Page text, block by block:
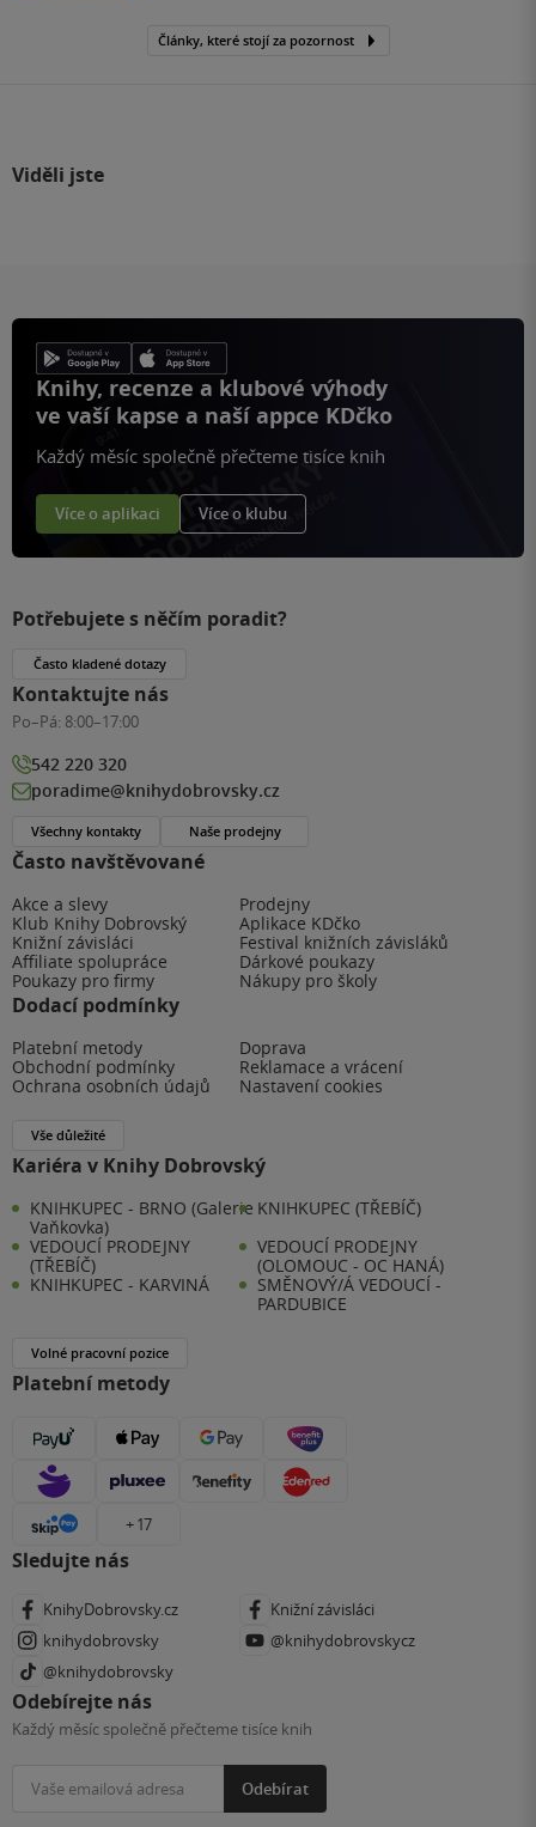
Články, které stojí za pozornost
Viděli jste
Knihy, recenze a klubové výhody
ve vaší kapse a naší appce KDčko
Každý měsíc společně přečteme tisíce knih
Více o aplikaci Více o klubu
Často navštěvované
Akce a slevy
Prodejny
Klub Knihy Dobrovský
Aplikace KDčko
Knižní závisláci
Festival knižních závisláků
Affiliate spolupráce
Dárkové poukazy
Poukazy pro firmy
Nákupy pro školy
Dodací podmínky
Platební metody
Doprava
Obchodní podmínky
Reklamace a vrácení
Ochrana osobních údajů
Nastavení cookies
Vše důležité
Kariéra v Knihy Dobrovský
KNIHKUPEC - BRNO (Galerie
Vaňkovka)
KNIHKUPEC (TŘEBÍČ)
VEDOUCÍ PRODEJNY
(TŘEBÍČ)
VEDOUCÍ PRODEJNY
(OLOMOUC - OC HANÁ)
KNIHKUPEC - KARVINÁ
SMĚNOVÝ/Á VEDOUCÍ -
PARDUBICE
Volné pracovní pozice
Platební metody
+ 17
Sledujte nás
KnihyDobrovsky.cz
Knižní závisláci
knihydobrovsky
@knihydobrovskycz
@knihydobrovsky
Odebírejte nás
Každý měsíc společně přečteme tisíce knih
Odebírat
Potřebujete s něčím poradit?
Často kladené dotazy
Kontaktujte nás
Po–Pá: 8:00–17:00
542 220 320
poradime@knihydobrovsky.cz
Všechny kontakty Naše prodejny